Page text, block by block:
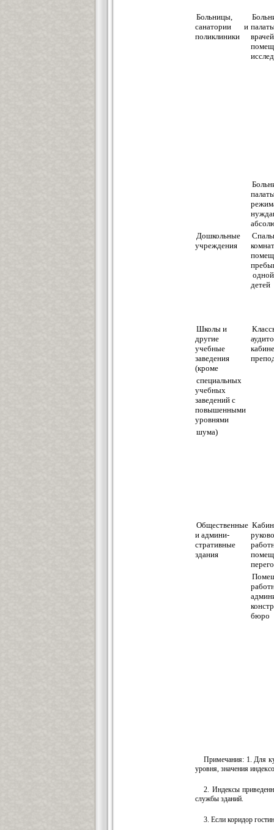
Больницы,
санатории и
поликлиники
Дошкольные
учреждения
Школы и
другие
учебные
заведения
(кроме
специальных
учебных
заведений с
повышенными
уровнями
шума)
Общественные
и админи-
стративные
здания
бюро
Примечания: 1. Для
уровня, значения
2. Индексы
службы зданий.
3. Если коридор